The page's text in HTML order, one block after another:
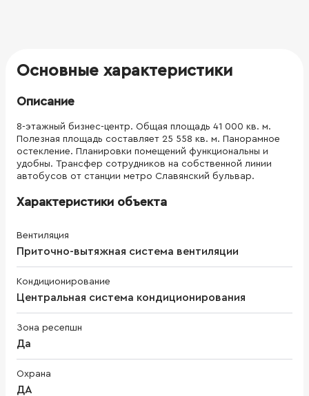
Основные характеристики
Описание
8-этажный бизнес-центр. Общая площадь 41 000 кв. м.
Полезная площадь составляет 25 558 кв. м. Панорамное
остекление. Планировки помещений функциональны и
удобны. Трансфер сотрудников на собственной линии
автобусов от станции метро Славянский бульвар.
Характеристики объекта
Вентиляция
Приточно-вытяжная система вентиляции
Кондиционирование
Центральная система кондиционирования
Зона ресепшн
Да
Охрана
ДА